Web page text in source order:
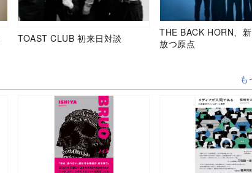
TOAST CLUB 初来日対談
THE BACK HORN、
放つ原点
も